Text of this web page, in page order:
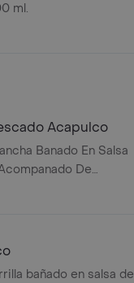
ml.
Acapulco
Banado En Salsa
De
Y Coleslow.
bañado en salsa de